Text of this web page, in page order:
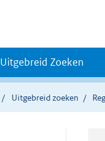
Uitgebreid Zoeken
Uitgebreid zoeken